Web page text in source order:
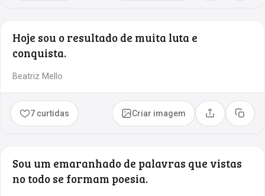
Hoje sou o resultado de muita luta e
conquista.
Beatriz Mello
7 curtidas Criar imagem Compartilhar
Copiar
Sou um emaranhado de palavras que vistas
no todo se formam poesia.